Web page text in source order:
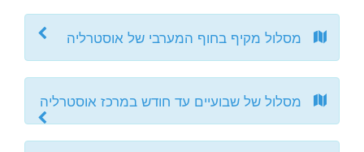
מסלול מקיף בחוף המערבי של אוסטרליה
מסלול של שבועיים עד חודש במרכז אוסטרליה